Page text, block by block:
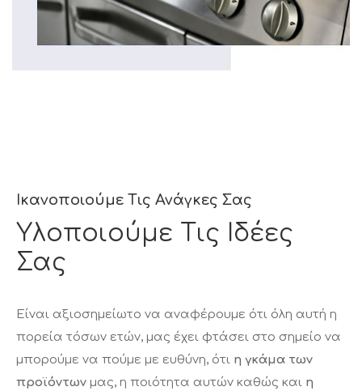
Ικανοποιούμε Τις Ανάγκες Σας
Υλοποιούμε Τις Ιδέες
Σας
Είναι αξιοσημείωτο να αναφέρουμε ότι όλη αυτή η
πορεία τόσων ετών, μας έχει φτάσει στο σημείο να
μπορούμε να πούμε με ευθύνη, ότι η γκάμα των
προϊόντων μας, η ποιότητα αυτών καθώς και η